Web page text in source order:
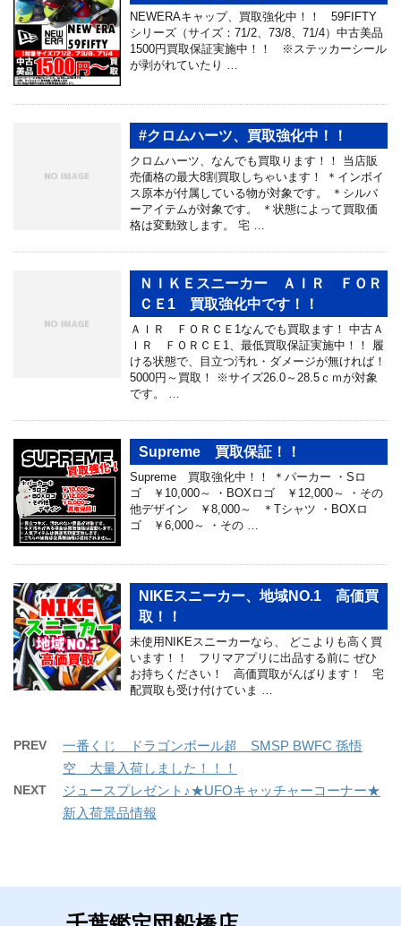
NEWERAキャップ、買取強化中！！ 59FIFTY
シリーズ（サイズ：71/2、73/8、71/4）中古美品
1500円買取保証実施中！！ ※ステッカーシール
が剥がれていたり …
#クロムハーツ、買取強化中！！
クロムハーツ、なんでも買取ります！！ 当店販
売価格の最大8割買取しちゃいます！ ＊インボイ
ス原本が付属している物が対象です。 ＊シルバ
ーアイテムが対象です。 ＊状態によって買取価
格は変動致します。 宅 …
ＮＩＫＥスニーカー ＡＩＲ ＦＯＲ
ＣＥ1 買取強化中です！！
ＡＩＲ ＦＯＲＣＥ1なんでも買取ます！ 中古Ａ
ＩＲ ＦＯＲＣＥ1、最低買取保証実施中！！ 履
ける状態で、目立つ汚れ・ダメージが無ければ！
5000円～買取！ ※サイズ26.0～28.5ｃｍが対象
です。 …
Supreme 買取保証！！
Supreme 買取強化中！！ ＊パーカー ・Sロ
ゴ ￥10,000～ ・BOXロゴ ￥12,000～ ・その
他デザイン ￥8,000～ ＊Tシャツ ・BOXロ
ゴ ￥6,000～ ・その …
NIKEスニーカー、地域NO.1 高価買
取！！
未使用NIKEスニーカーなら、 どこよりも高く買
います！！ フリマアプリに出品する前に ぜひ
お持ちください！ 高価買取がんばります！ 宅
配買取も受け付けていま …
PREV
一番くじ ドラゴンボール超 SMSP BWFC 孫悟
空 大量入荷しました！！！
NEXT
ジュースプレゼント♪★UFOキャッチャーコーナー★
新入荷景品情報